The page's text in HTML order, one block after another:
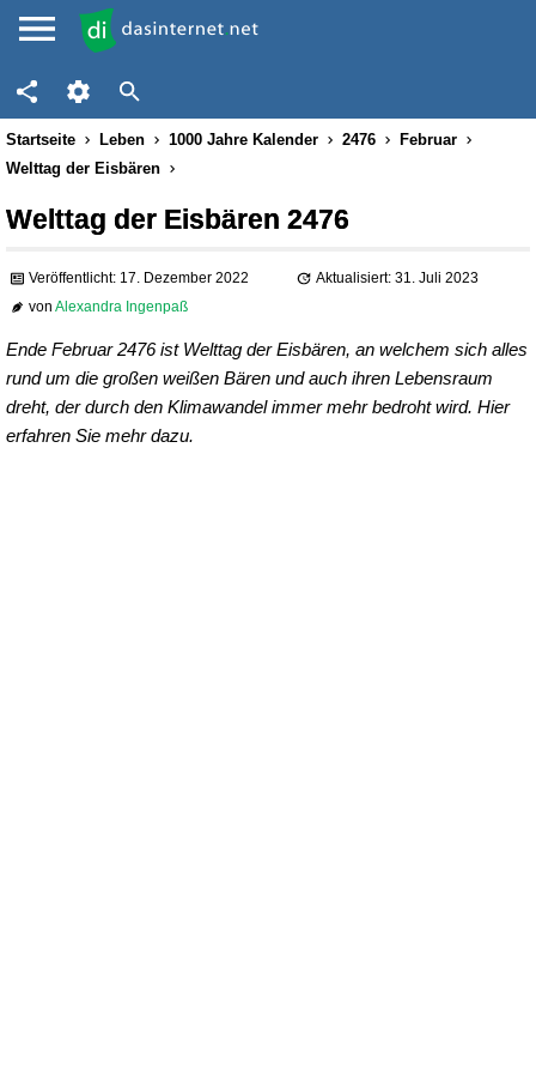
Startseite Leben 1000 Jahre Kalender 2476
Februar
Welttag der Eisbären
Welttag der Eisbären 2476
Veröffentlicht: 17. Dezember 2022
Aktualisiert: 31. Juli 2023
vonAlexandra Ingenpaß
Ende Februar 2476 ist Welttag der Eisbären, an welchem sich alles
rund um die großen weißen Bären und auch ihren Lebensraum
dreht, der durch den Klimawandel immer mehr bedroht wird. Hier
erfahren Sie mehr dazu.